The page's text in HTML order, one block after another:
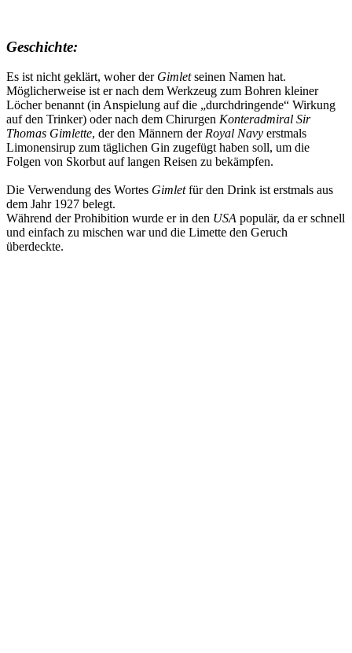
Geschichte:
Es ist nicht geklärt, woher der Gimletseinen Namen hat.
Möglicherweise ist er nach dem Werkzeug zum Bohren kleiner
Löcher benannt (in Anspielung auf die „durchdringende“ Wirkung
auf den Trinker) oder nach dem Chirurgen Konteradmiral Sir
Thomas Gimlette, der den Männern der Royal Navy erstmals
Limonensirup zum täglichen Gin zugefügt haben soll, um die
Folgen von Skorbut auf langen Reisen zu bekämpfen.
Die Verwendung des Wortes Gimletfür den Drink ist erstmals aus
dem Jahr 1927 belegt.
Während der Prohibition wurde er in den USA populär, da er schnell
und einfach zu mischen war und die Limette den Geruch
überdeckte.